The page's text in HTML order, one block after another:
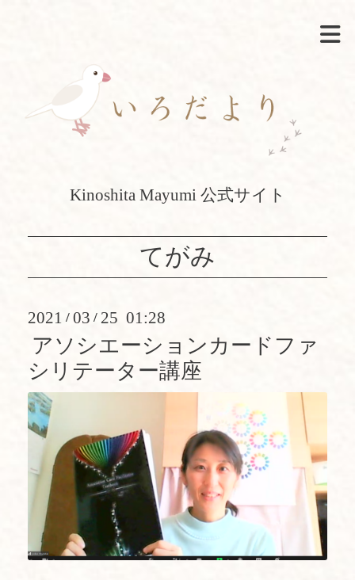
Kinoshita Mayumi 公式サイト
てがみ
2021 / 03 / 25 01:28
アソシエーションカードファ
シリテーター講座